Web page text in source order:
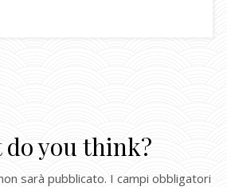
do you think?
sarà pubblicato. I campi obbligatori